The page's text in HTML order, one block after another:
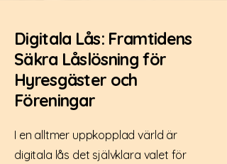
Digitala Lås: Framtidens
Säkra Låslösning för
Hyresgäster och
Föreningar
I en alltmer uppkopplad värld är
digitala lås det självklara valet för